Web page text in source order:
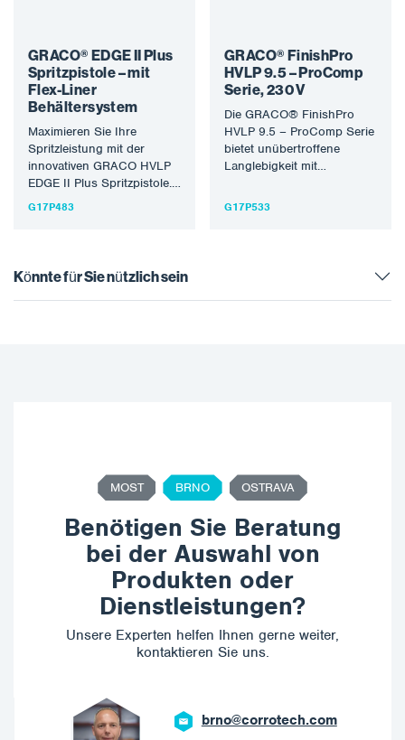
GRACO® EDGE II Plus
Spritzpistole – mit
Flex-Liner
Behältersystem
Maximieren Sie Ihre
Spritzleistung mit der
innovativen GRACO HVLP
EDGE II Plus Spritzpistole.
Modernste Technologien
G17P483
GRACO® FinishPro
HVLP 9.5 – ProComp
Serie, 230 V
Die GRACO® FinishPro
HVLP 9.5 – ProComp Serie
bietet unübertroffene
Langlebigkeit mit
doppelter Sprühkapazität
G17P533
Könnte für Sie nützlich sein
MOST BRNO OSTRAVA
Benötigen Sie Beratung
bei der Auswahl von
Produkten oder
Dienstleistungen?
Unsere Experten helfen Ihnen gerne weiter,
kontaktieren Sie uns.
brno@corrotech.com